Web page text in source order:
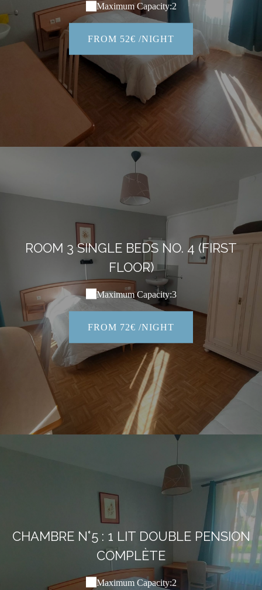
Maximum Capacity:2
FROM 52€ /NIGHT
ROOM 3 SINGLE BEDS NO. 4 (FIRST
FLOOR)
Maximum Capacity:3
FROM 72€ /NIGHT
CHAMBRE N°5 : 1 LIT DOUBLE PENSION
COMPLÈTE
Maximum Capacity:2